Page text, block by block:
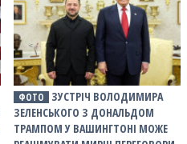
ФОТО
ЗУСТРІЧ ВОЛОДИМИРА
ЗЕЛЕНСЬКОГО З ДОНАЛЬДОМ
ТРАМПОМ У ВАШИНГТОНІ МОЖЕ